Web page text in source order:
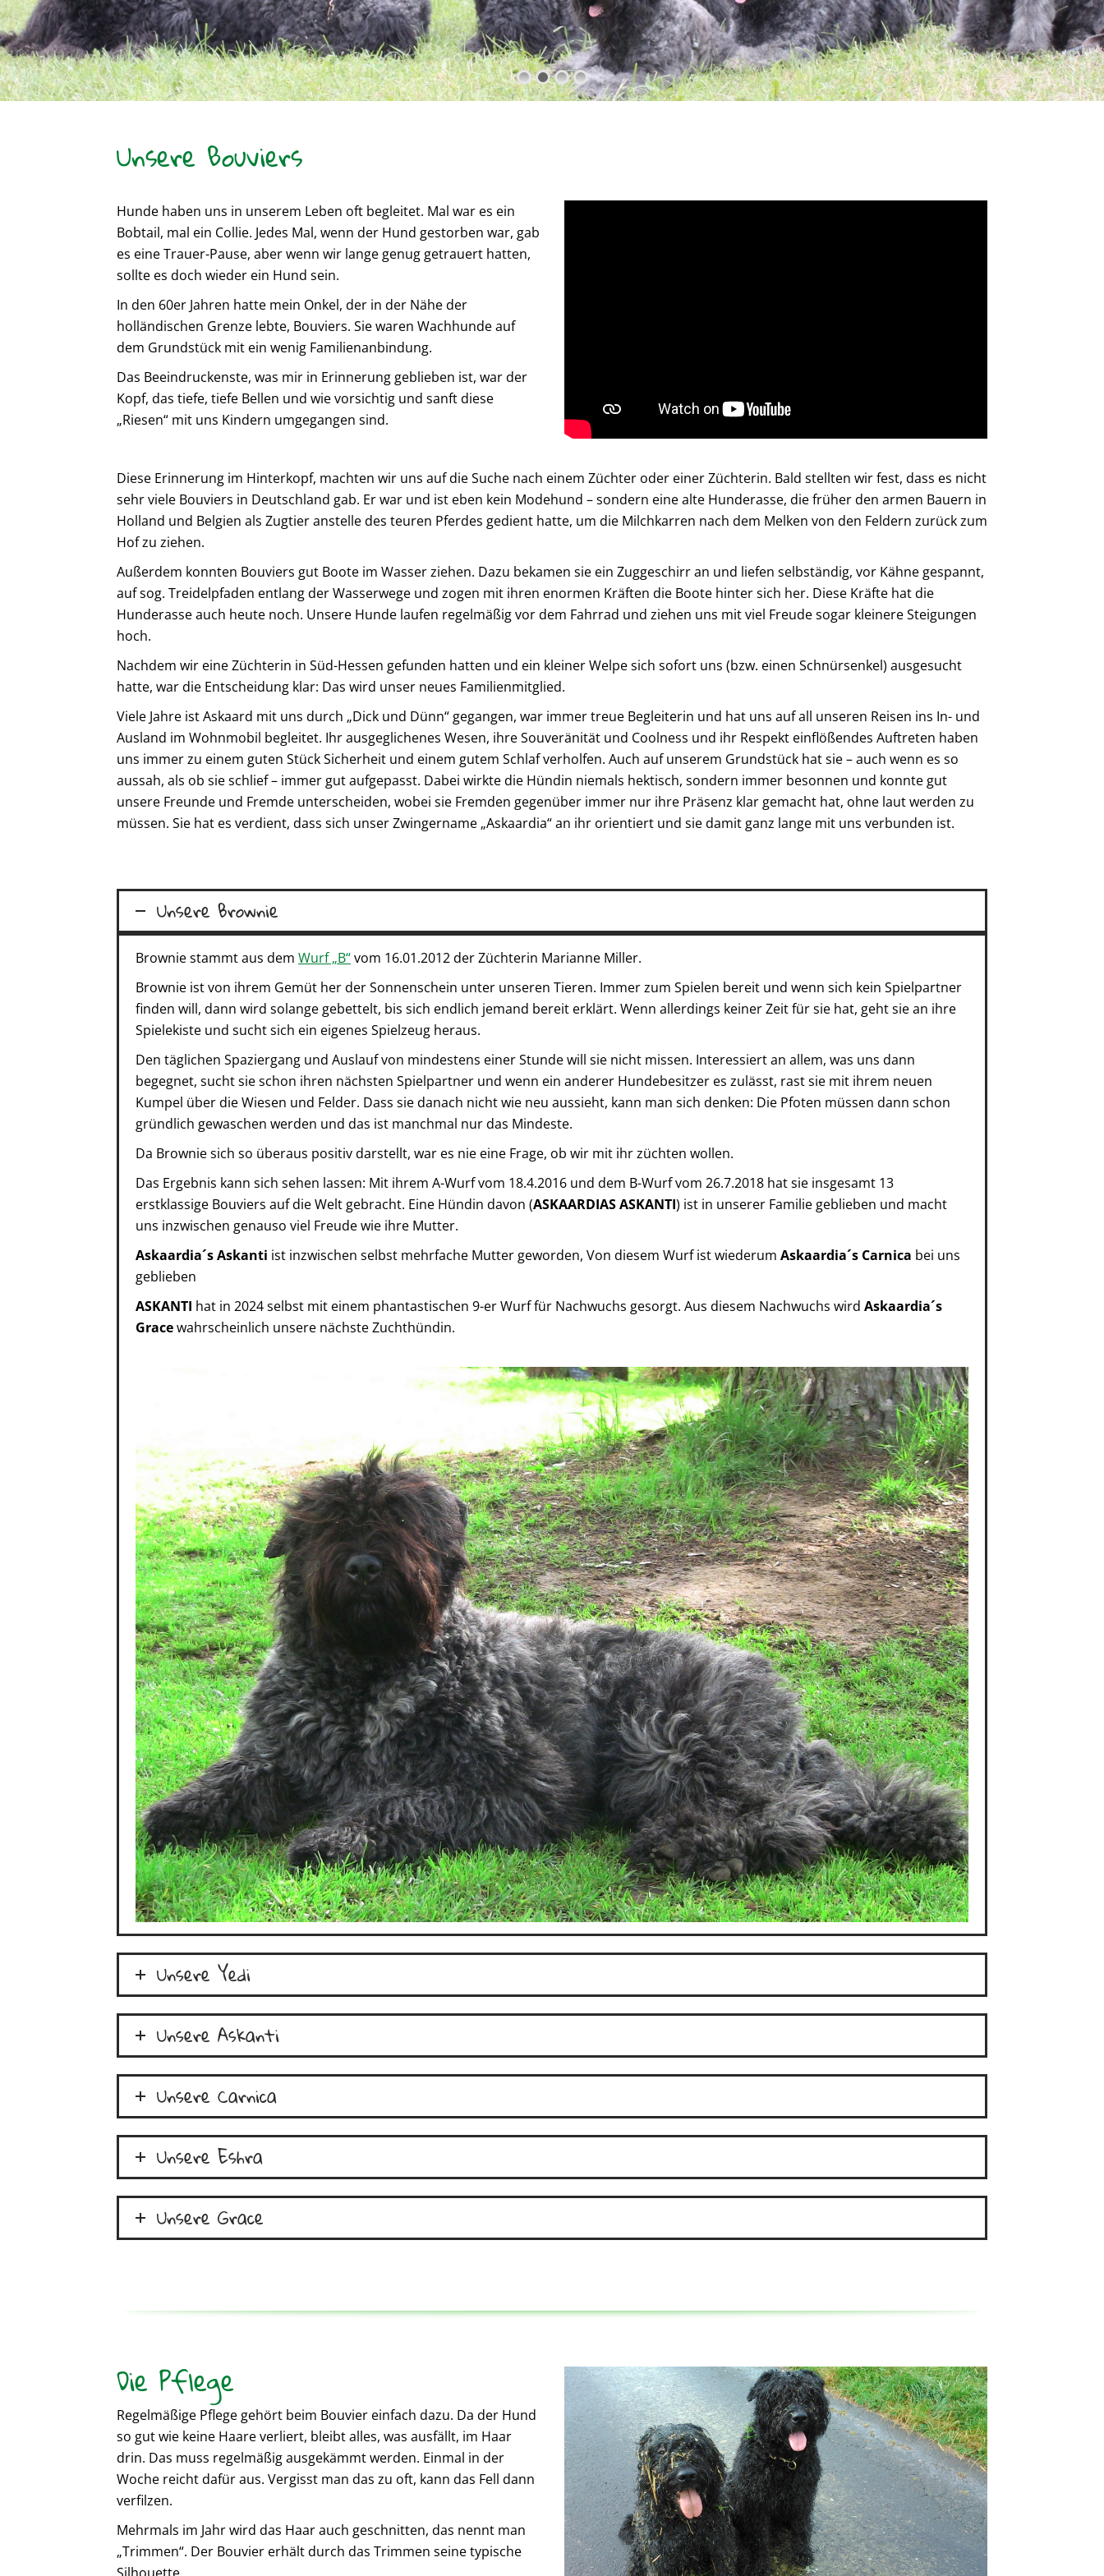
Unsere Bouviers
Hunde haben uns in unserem Leben oft begleitet. Mal war es ein
Bobtail, mal ein Collie. Jedes Mal, wenn der Hund gestorben war, gab
es eine Trauer-Pause, aber wenn wir lange genug getrauert hatten,
sollte es doch wieder ein Hund sein.
In den 60er Jahren hatte mein Onkel, der in der Nähe der
holländischen Grenze lebte, Bouviers. Sie waren Wachhunde auf
dem Grundstück mit ein wenig Familienanbindung.
Das Beeindruckenste, was mir in Erinnerung geblieben ist, war der
Kopf, das tiefe, tiefe Bellen und wie vorsichtig und sanft diese
„Riesen“ mit uns Kindern umgegangen sind.
Diese Erinnerung im Hinterkopf, machten wir uns auf die Suche nach einem Züchter oder einer Züchterin. Bald stellten wir fest, dass es nicht
sehr viele Bouviers in Deutschland gab. Er war und ist eben kein Modehund – sondern eine alte Hunderasse, die früher den armen Bauern in
Holland und Belgien als Zugtier anstelle des teuren Pferdes gedient hatte, um die Milchkarren nach dem Melken von den Feldern zurück zum
Hof zu ziehen.
Außerdem konnten Bouviers gut Boote im Wasser ziehen. Dazu bekamen sie ein Zuggeschirr an und liefen selbständig, vor Kähne gespannt,
auf sog. Treidelpfaden entlang der Wasserwege und zogen mit ihren enormen Kräften die Boote hinter sich her. Diese Kräfte hat die
Hunderasse auch heute noch. Unsere Hunde laufen regelmäßig vor dem Fahrrad und ziehen uns mit viel Freude sogar kleinere Steigungen
hoch.
Nachdem wir eine Züchterin in Süd-Hessen gefunden hatten und ein kleiner Welpe sich sofort uns (bzw. einen Schnürsenkel) ausgesucht
hatte, war die Entscheidung klar: Das wird unser neues Familienmitglied.
Viele Jahre ist Askaard mit uns durch „Dick und Dünn“ gegangen, war immer treue Begleiterin und hat uns auf all unseren Reisen ins In- und
Ausland im Wohnmobil begleitet. Ihr ausgeglichenes Wesen, ihre Souveränität und Coolness und ihr Respekt einflößendes Auftreten haben
uns immer zu einem guten Stück Sicherheit und einem gutem Schlaf verholfen. Auch auf unserem Grundstück hat sie – auch wenn es so
aussah, als ob sie schlief – immer gut aufgepasst. Dabei wirkte die Hündin niemals hektisch, sondern immer besonnen und konnte gut
unsere Freunde und Fremde unterscheiden, wobei sie Fremden gegenüber immer nur ihre Präsenz klar gemacht hat, ohne laut werden zu
müssen. Sie hat es verdient, dass sich unser Zwingername „Askaardia“ an ihr orientiert und sie damit ganz lange mit uns verbunden ist.
Unsere Brownie
Brownie stammt aus dem Wurf „B“vom 16.01.2012 der Züchterin Marianne Miller.
Brownie ist von ihrem Gemüt her der Sonnenschein unter unseren Tieren. Immer zum Spielen bereit und wenn sich kein Spielpartner
finden will, dann wird solange gebettelt, bis sich endlich jemand bereit erklärt. Wenn allerdings keiner Zeit für sie hat, geht sie an ihre
Spielekiste und sucht sich ein eigenes Spielzeug heraus.
Den täglichen Spaziergang und Auslauf von mindestens einer Stunde will sie nicht missen. Interessiert an allem, was uns dann
begegnet, sucht sie schon ihren nächsten Spielpartner und wenn ein anderer Hundebesitzer es zulässt, rast sie mit ihrem neuen
Kumpel über die Wiesen und Felder. Dass sie danach nicht wie neu aussieht, kann man sich denken: Die Pfoten müssen dann schon
gründlich gewaschen werden und das ist manchmal nur das Mindeste.
Da Brownie sich so überaus positiv darstellt, war es nie eine Frage, ob wir mit ihr züchten wollen.
Das Ergebnis kann sich sehen lassen: Mit ihrem A-Wurf vom 18.4.2016 und dem B-Wurf vom 26.7.2018 hat sie insgesamt 13
erstklassige Bouviers auf die Welt gebracht. Eine Hündin davon (ASKAARDIAS ASKANTI) ist in unserer Familie geblieben und macht
uns inzwischen genauso viel Freude wie ihre Mutter.
Askaardia´s Askanti ist inzwischen selbst mehrfache Mutter geworden, Von diesem Wurf ist wiederum Askaardia´s Carnica bei uns
geblieben
ASKANTI hat in 2024 selbst mit einem phantastischen 9-er Wurf für Nachwuchs gesorgt. Aus diesem Nachwuchs wird Askaardia´s
Gracewahrscheinlich unsere nächste Zuchthündin.
Unsere Yedi
Unsere Askanti
Unsere Carnica
Unsere Eshra
Unsere Grace
Die Pflege
Regelmäßige Pflege gehört beim Bouvier einfach dazu. Da der Hund
so gut wie keine Haare verliert, bleibt alles, was ausfällt, im Haar
drin. Das muss regelmäßig ausgekämmt werden. Einmal in der
Woche reicht dafür aus. Vergisst man das zu oft, kann das Fell dann
verfilzen.
Mehrmals im Jahr wird das Haar auch geschnitten, das nennt man
„Trimmen“. Der Bouvier erhält durch das Trimmen seine typische